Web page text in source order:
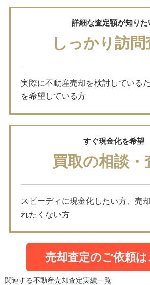
詳細な査定額が知りた
しっかり訪問
実際に不動産売却を検討している
を希望している方
すぐ現金化を希望
買取の相談・
スピーディに現金化したい方、売
れたくない方
売却査定のご依頼は
関連する不動産売却査定実績一覧